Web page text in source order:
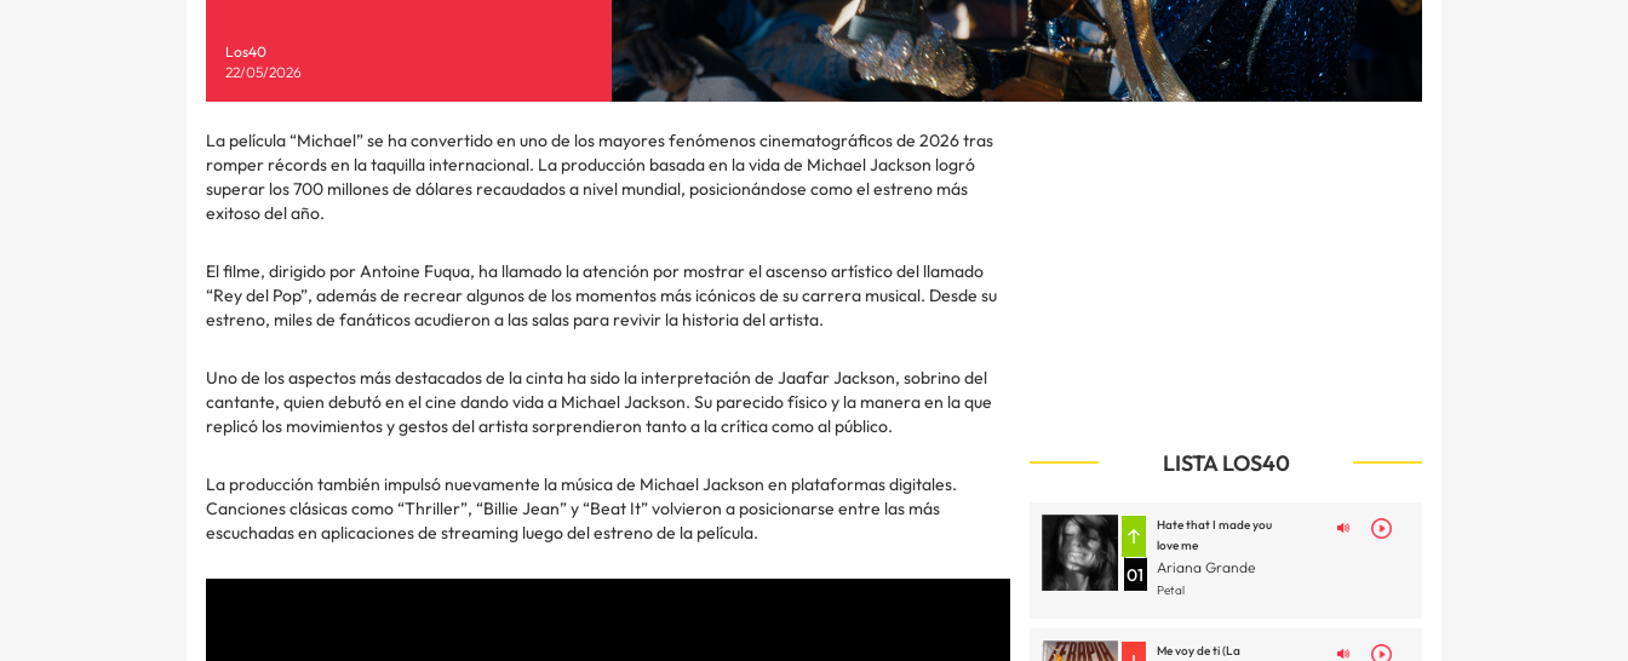
Los40
22/05/2026
La película “Michael” se ha convertido en uno de los mayores fenómenos cinematográficos de 2026 tras
romper récords en la taquilla internacional. La producción basada en la vida de Michael Jackson logró
superar los 700 millones de dólares recaudados a nivel mundial, posicionándose como el estreno más
exitoso del año.
El filme, dirigido por Antoine Fuqua, ha llamado la atención por mostrar el ascenso artístico del llamado
“Rey del Pop”, además de recrear algunos de los momentos más icónicos de su carrera musical. Desde su
estreno, miles de fanáticos acudieron a las salas para revivir la historia del artista.
Uno de los aspectos más destacados de la cinta ha sido la interpretación de Jaafar Jackson, sobrino del
cantante, quien debutó en el cine dando vida a Michael Jackson. Su parecido físico y la manera en la que
replicó los movimientos y gestos del artista sorprendieron tanto a la crítica como al público.
La producción también impulsó nuevamente la música de Michael Jackson en plataformas digitales.
Canciones clásicas como “Thriller”, “Billie Jean” y “Beat It” volvieron a posicionarse entre las más
escuchadas en aplicaciones de streaming luego del estreno de la película.
LISTA LOS40
01
Hate that I made you
love me
Ariana Grande
Petal
Me voy de ti (La